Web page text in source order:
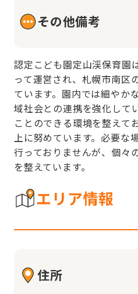
その他備考
認定こども園定山渓保育園
って運営され、札幌市南区
ています。園内では細やか
域社会との連携を強化して
ことのできる環境を整えて
上に努めています。必要な
行っておりませんが、個々
を整えています。
エリア情報
住所